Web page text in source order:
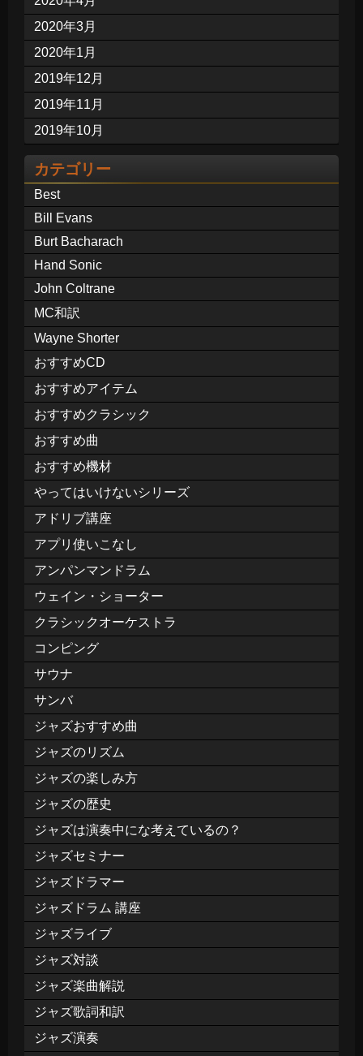
2020年3月
2020年1月
2019年12月
2019年11月
2019年10月
カテゴリー
Best
Bill Evans
Burt Bacharach
Hand Sonic
John Coltrane
MC和訳
Wayne Shorter
おすすめCD
おすすめアイテム
おすすめクラシック
おすすめ曲
おすすめ機材
やってはいけないシリーズ
アドリブ講座
アプリ使いこなし
アンパンマンドラム
ウェイン・ショーター
クラシックオーケストラ
コンピング
サウナ
サンバ
ジャズおすすめ曲
ジャズのリズム
ジャズの楽しみ方
ジャズの歴史
ジャズは演奏中にな考えているの？
ジャズセミナー
ジャズドラマー
ジャズドラム 講座
ジャズライブ
ジャズ対談
ジャズ楽曲解説
ジャズ歌詞和訳
ジャズ演奏